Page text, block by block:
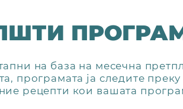
на база на месечна
програмата ја следите
рецепти кои вашата